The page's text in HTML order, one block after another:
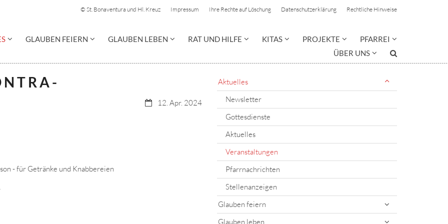
© St. Bonaventura und Hl. Kreuz Impressum Ihre Rechte auf Löschung Datenschutzerklärung Rechtliche Hinweise
GLAUBEN FEIERN GLAUBEN LEBEN RAT UND HILFE KITAS PROJEKTE
PFARREI
ÜBER UNS
T R A -
Datum:12. Apr. 2024
- für Getränke und Knabbereien
Aktuelles
Newsletter
Gottesdienste
Aktuelles
Veranstaltungen
Pfarrnachrichten
Stellenanzeigen
Glauben feiern
Glauben leben